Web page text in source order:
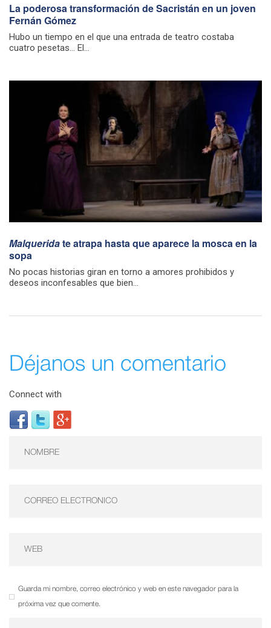
La poderosa transformación de Sacristán en un joven
Fernán Gómez
Hubo un tiempo en el que una entrada de teatro costaba
cuatro pesetas… El...
Malqueridate atrapa hasta que aparece la mosca en la
sopa
No pocas historias giran en torno a amores prohibidos y
deseos inconfesables que bien...
Déjanos un comentario
Connect with
Guarda mi nombre, correo electrónico y web en este navegador para la
próxima vez que comente.